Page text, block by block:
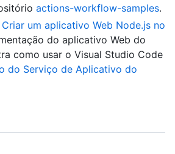
actions-workflow-samples.
Criar um aplicativo Web Node.js no
do aplicativo Web do
como usar o Visual Studio Code
do Serviço de Aplicativo do